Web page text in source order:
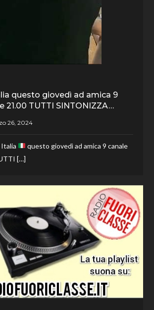
questo giovedì ad amica 9
21.00 TUTTI SINTONIZZA…
Italia
questo giovedì ad amica 9 canale
[…]